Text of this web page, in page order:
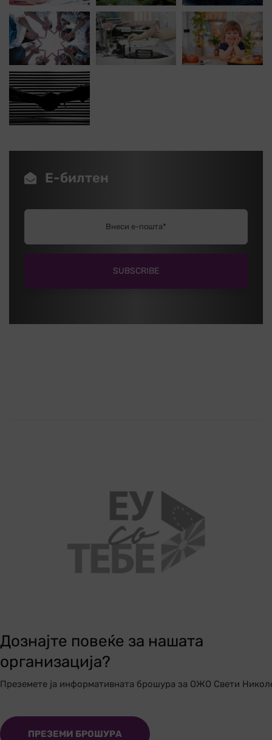
Е-билтен
Дознајте повеќе за нашата
организација?
Преземете ја информативната брошура за ОЖО Свети
ПРЕЗЕМИ БРОШУРА